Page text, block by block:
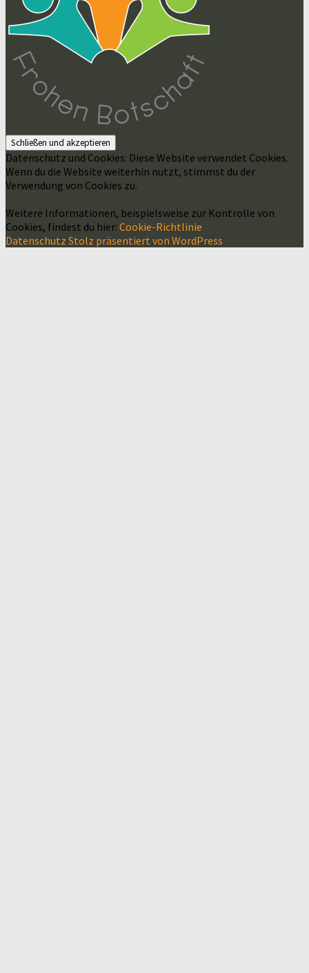
Datenschutz und Cookies: Diese Website verwendet Cookies.
Wenn du die Website weiterhin nutzt, stimmst du der
Verwendung von Cookies zu.
Weitere Informationen, beispielsweise zur Kontrolle von
Cookies, findest du hier: Cookie-Richtlinie
Datenschutz Stolz präsentiert von WordPress